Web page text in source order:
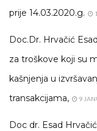
prije 14.03.2020.g.
Doc.Dr. Hrvačić
za troškove koji su
kašnjenja u
transakcijama,
9
Doc dr. Esad